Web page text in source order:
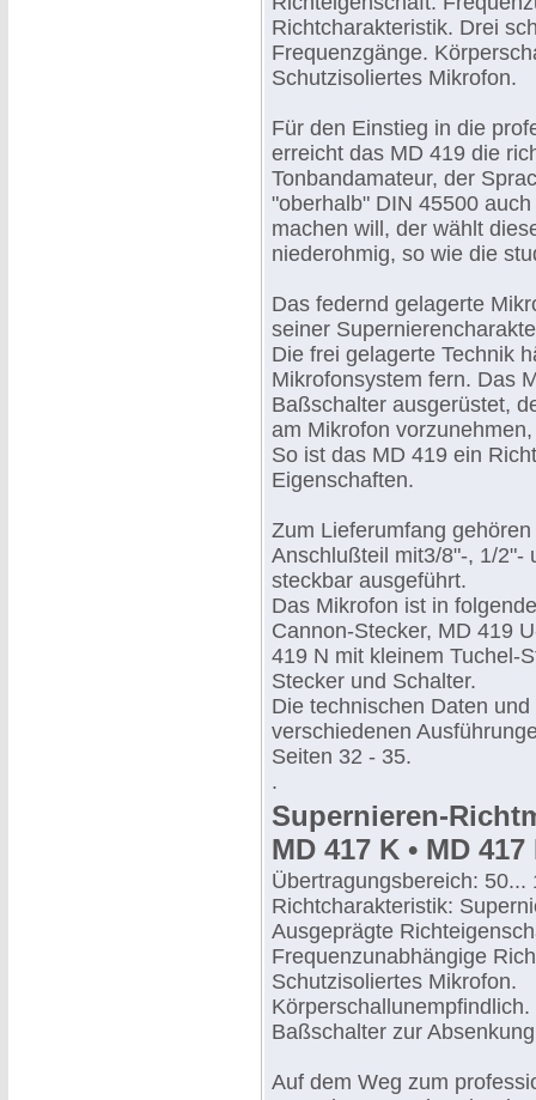
Richtcharakteristik. Drei
Frequenzgänge.
Schutzisoliertes Mikrofon.
Für den Einstieg in die
erreicht das MD 419 die
Tonbandamateur, der
"oberhalb" DIN 45500
machen will, der wählt
niederohmig, so wie die
Das federnd gelagerte
seiner
Die frei gelagerte Technik
Mikrofonsystem fern. Das
Baßschalter ausgerüstet,
am Mikrofon
So ist das MD 419 ein
Eigenschaften.
Zum Lieferumfang
Anschlußteil mit3/8"-, 1/2"-
steckbar ausgeführt.
Das Mikrofon ist in
Cannon-Stecker, MD 419
419 N mit kleinem Tuchel-
Stecker und Schalter.
Die technischen Daten
verschiedenen
Seiten 32 - 35.
.
Supernieren-
MD 417 K • MD
Übertragungsbereich: 50...
Richtcharakteristik:
Ausgeprägte
Frequenzunabhängige
Schutzisoliertes Mikrofon.
Körperschallunempfindlich.
Baßschalter zur
Auf dem Weg zum